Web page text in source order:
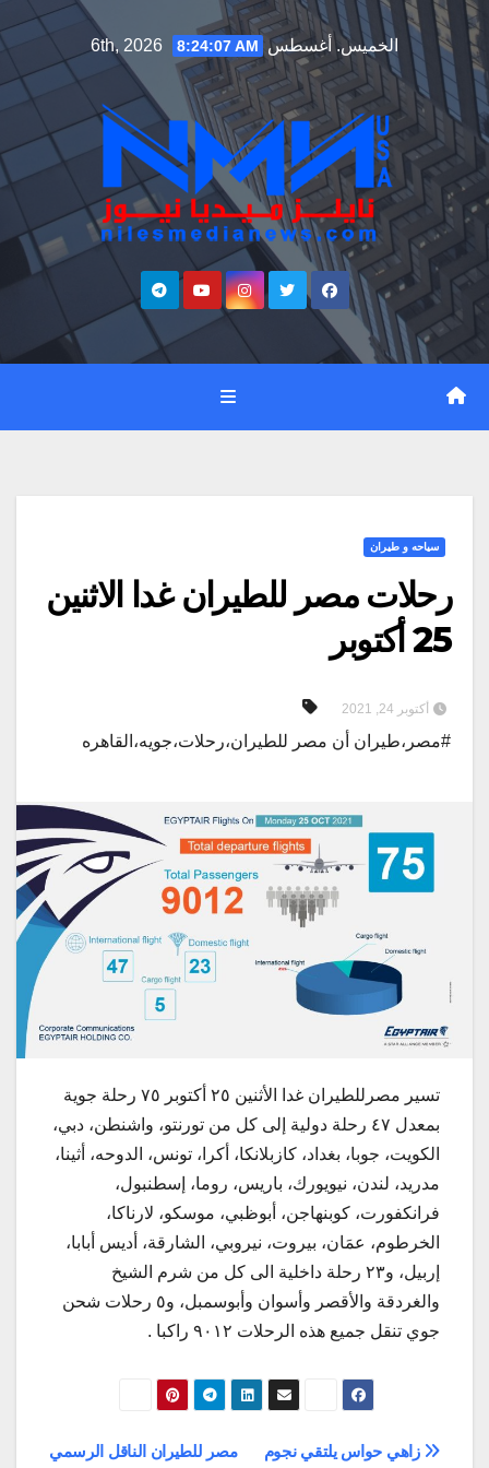
Skip
to
content
الخميس. أغسطس 6th, 2026 8:24:08 AM
سياحه و طيران
رحلات مصر للطيران غدا الاثنين
25 أكتوبر
أكتوبر 24, 2021
#مصر،طيران أن مصر للطيران،رحلات،جويه،القاهره
تسير مصرللطيران غدا الأثنين ٢٥ أكتوبر ٧٥ رحلة جوية
بمعدل ٤٧ رحلة دولية إلى كل من تورنتو، واشنطن، دبي،
الكويت، جوبا، بغداد، كازبلانكا، أكرا، تونس، الدوحه، أثينا،
مدريد، لندن، نيويورك، باريس، روما، إسطنبول،
فرانكفورت، كوبنهاجن، أبوظبي، موسكو، لارناكا،
الخرطوم، عمَان، بيروت، نيروبي، الشارقة، أديس أبابا،
إربيل، و٢٣ رحلة داخلية الى كل من شرم الشيخ
والغردقة والأقصر وأسوان وأبوسمبل، و٥ رحلات شحن
جوي تنقل جميع هذه الرحلات ٩٠١٢ راكبا .
تصفّح
مصر للطيران الناقل الرسمي
زاهي حواس يلتقي نجوم